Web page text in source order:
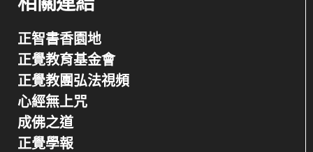
正智書香園地
正覺教育基金會
正覺教團弘法視頻
心經無上咒
成佛之道
正覺學報